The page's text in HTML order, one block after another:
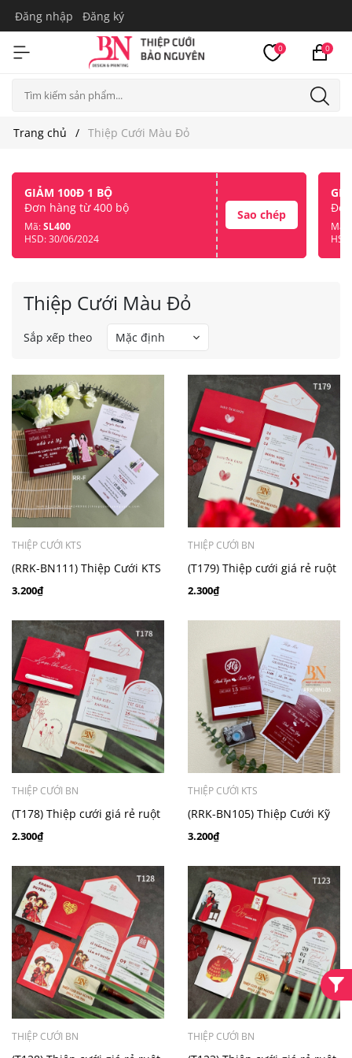
Đăng nhập Đăng ký
0 0
Trang chủ Thiệp Cưới Màu Đỏ
GIẢM 100Đ 1 BỘ
Đơn hàng từ 400 bộ
Mã:SL400
HSD: 30/06/2024
Sao chép
Mã:
Thiệp Cưới Màu Đỏ
Sắp xếp theo Mặc định
THIỆP CƯỚI KTS
(RRK-BN111) Thiệp Cưới KTS
Giấy Ford 200
3.200₫
THIỆP CƯỚI BN
(T179) Thiệp cưới giá rẻ ruột
gập đôi
2.300₫
THIỆP CƯỚI BN
(T178) Thiệp cưới giá rẻ ruột
gập đôi
2.300₫
THIỆP CƯỚI KTS
(RRK-BN105) Thiệp Cưới Kỹ
Thuật Số_Hiện Đại
3.200₫
THIỆP CƯỚI BN THIỆP CƯỚI BN